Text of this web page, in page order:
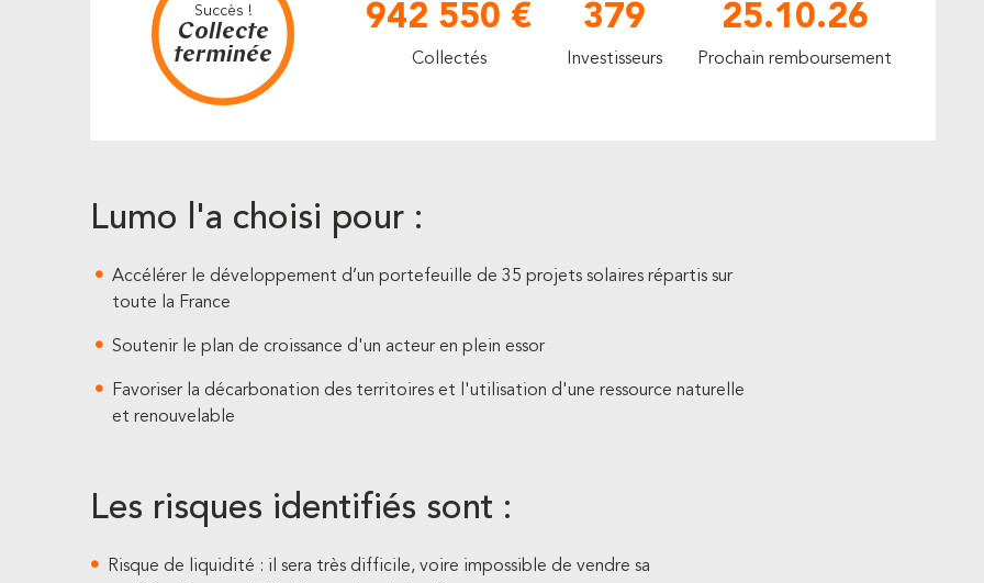
Succès !
Collecte
terminée
942 550 €
Collectés
379
Investisseurs
25.10.26
Prochain remboursement
Lumo l'a choisi pour :
Accélérer le développement d’un portefeuille de 35 projets solaires répartis sur
toute la France
Soutenir le plan de croissance d'un acteur en plein essor
Favoriser la décarbonation des territoires et l'utilisation d'une ressource naturelle
et renouvelable
Les risques identifiés sont :
Risque de liquidité : il sera très difficile, voire impossible de vendre sa